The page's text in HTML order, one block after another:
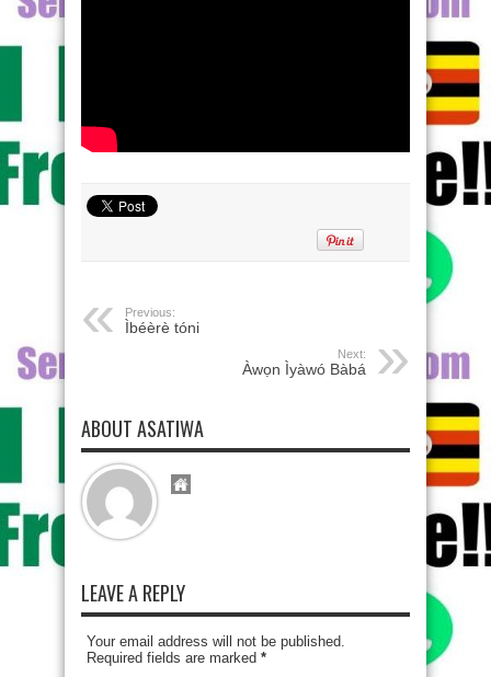
Previous:
Ìbéèrè tóni
Next:
Àwọn Ìyàwó Bàbá
ABOUT ASATIWA
LEAVE A REPLY
Your email address will not be published.
Required fields are marked *